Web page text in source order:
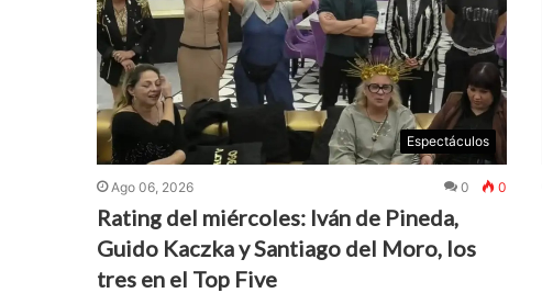
Espectáculos
Ago 06, 2026 0 0
Rating del miércoles: Iván de Pineda,
Guido Kaczka y Santiago del Moro, los
tres en el Top Five